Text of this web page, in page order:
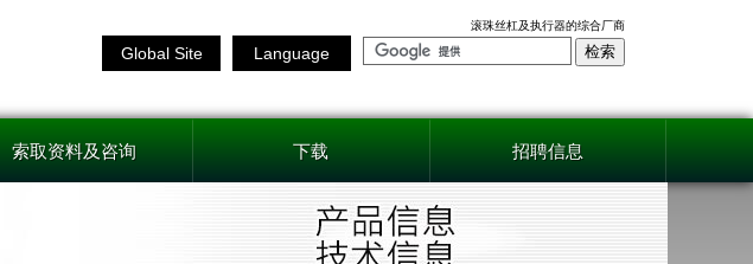
滚珠丝杠及执行器的综合厂商
Language
Global Site
索取资料及咨询 下载 招聘信息